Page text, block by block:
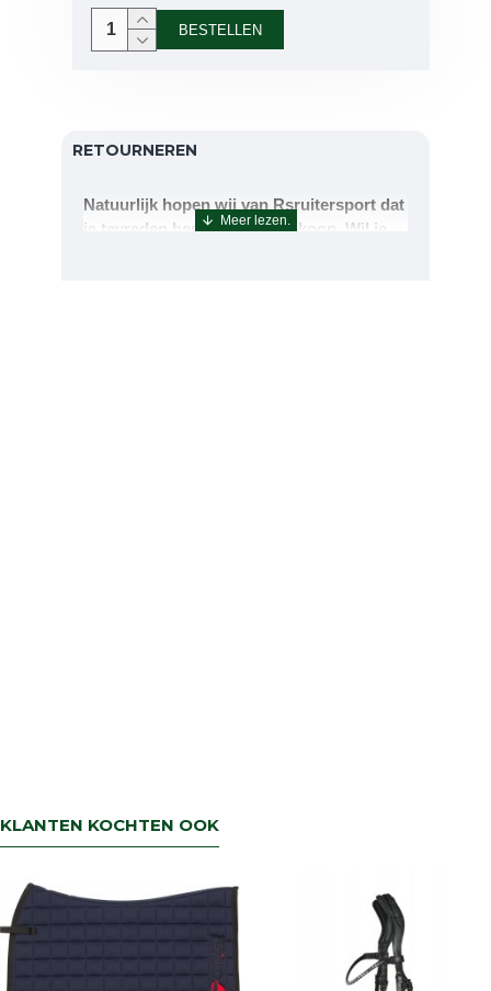
BESTELLEN
RETOURNEREN
Natuurlijk hopen wij van Rsruitersport dat
je tevreden bent met uw aankoop. Wil je
KLANTEN KOCHTEN OOK